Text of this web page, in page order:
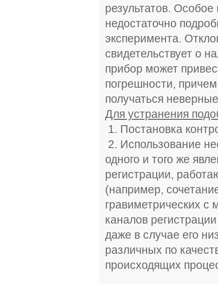
результатов.
недостаточно
эксперимента.
свидетельствует о
прибор может
погрешности,
получаться
Для устранения
1. Постановка
2. Использование
одного и того же
регистрации,
(например,
гравиметрических с
каналов
даже в случае его
различных по
происходящих